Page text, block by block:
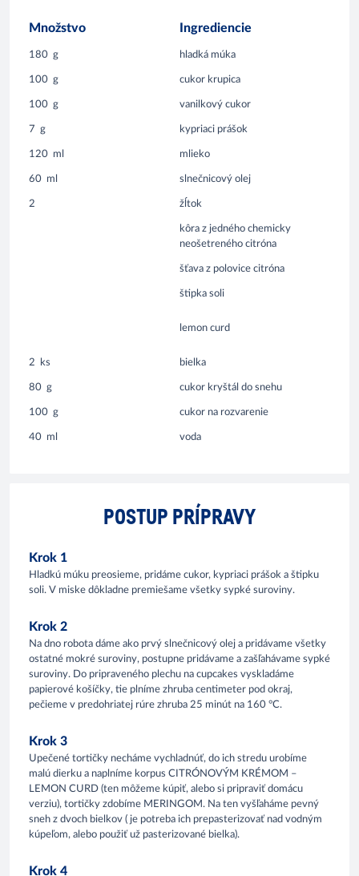
Množstvo Ingrediencie
180 g hladká múka
100 g cukor krupica
100 g vanilkový cukor
7 g kypriaci prášok
120 ml mlieko
60 ml slnečnicový olej
2 žĺtok
kôra z jedného chemicky
neošetreného citróna
šťava z polovice citróna
štipka soli
lemon curd
2 ks bielka
80 g cukor kryštál do snehu
100 g cukor na rozvarenie
40 ml voda
POSTUP PRÍPRAVY
Krok 1
Hladkú múku preosieme, pridáme cukor, kypriaci prášok a štipku
soli. V miske dôkladne premiešame všetky sypké suroviny.
Krok 2
Na dno robota dáme ako prvý slnečnicový olej a pridávame všetky
ostatné mokré suroviny, postupne pridávame a zašľahávame sypké
suroviny. Do pripraveného plechu na cupcakes vyskladáme
papierové košíčky, tie plníme zhruba centimeter pod okraj,
pečieme v predohriatej rúre zhruba 25 minút na 160 °C.
Krok 3
Upečené tortičky necháme vychladnúť, do ich stredu urobíme
malú dierku a naplníme korpus CITRÓNOVÝM KRÉMOM –
LEMON CURD (ten môžeme kúpiť, alebo si pripraviť domácu
verziu), tortičky zdobíme MERINGOM. Na ten vyšľaháme pevný
sneh z dvoch bielkov ( je potreba ich prepasterizovať nad vodným
kúpeľom, alebo použiť už pasterizované bielka).
Krok 4